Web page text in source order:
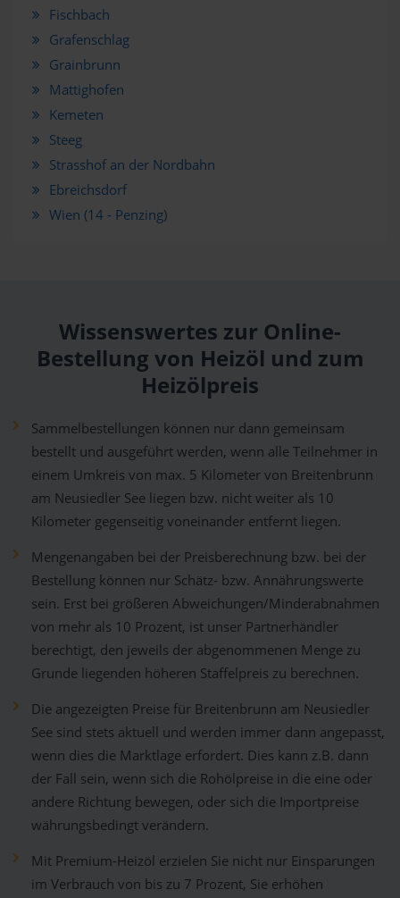
Fischbach
Grafenschlag
Grainbrunn
Mattighofen
Kemeten
Steeg
Strasshof an der Nordbahn
Ebreichsdorf
Wien (14 - Penzing)
Wissenswertes zur Online-
Bestellung von Heizöl und zum
Heizölpreis
Sammelbestellungen können nur dann gemeinsam
bestellt und ausgeführt werden, wenn alle Teilnehmer in
einem Umkreis von max. 5 Kilometer von Breitenbrunn
am Neusiedler See liegen bzw. nicht weiter als 10
Kilometer gegenseitig voneinander entfernt liegen.
Mengenangaben bei der Preisberechnung bzw. bei der
Bestellung können nur Schätz- bzw. Annährungswerte
sein. Erst bei größeren Abweichungen/Minderabnahmen
von mehr als 10 Prozent, ist unser Partnerhändler
berechtigt, den jeweils der abgenommenen Menge zu
Grunde liegenden höheren Staffelpreis zu berechnen.
Die angezeigten Preise für Breitenbrunn am Neusiedler
See sind stets aktuell und werden immer dann angepasst,
wenn dies die Marktlage erfordert. Dies kann z.B. dann
der Fall sein, wenn sich die Rohölpreise in die eine oder
andere Richtung bewegen, oder sich die Importpreise
währungsbedingt verändern.
Mit Premium-Heizöl erzielen Sie nicht nur Einsparungen
im Verbrauch von bis zu 7 Prozent, Sie erhöhen